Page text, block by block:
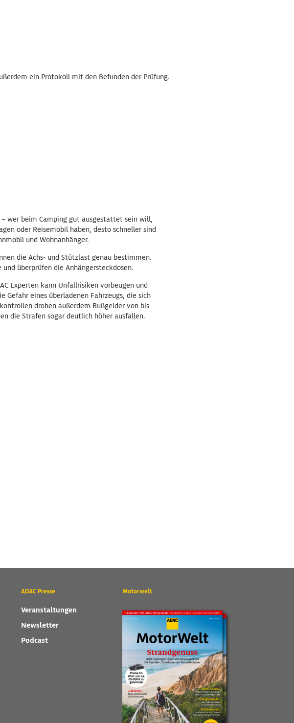
ein Protokoll mit den Befunden der Prüfung.
wer beim Camping gut ausgestattet sein will,
oder Reisemobil haben, desto schneller sind
und Wohnanhänger.
die Achs- und Stützlast genau bestimmen.
überprüfen die Anhängersteckdosen.
Experten kann Unfallrisiken vorbeugen und
Gefahr eines überladenen Fahrzeugs, die sich
drohen außerdem Bußgelder von bis
die Strafen sogar deutlich höher ausfallen.
ADAC Presse
Veranstaltungen
Newsletter
Podcast
Motorwelt